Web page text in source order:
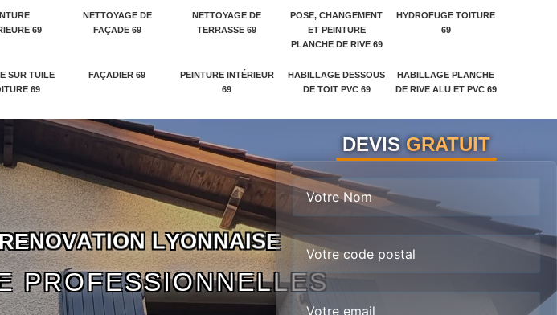
69
NETTOYAGE DE
FAÇADE 69
NETTOYAGE DE
TERRASSE 69
POSE, CHANGEMENT
ET PEINTURE
PLANCHE DE RIVE 69
HYDROFUGE TOITURE
69
SUR TUILE
69
FAÇADIER 69
PEINTURE INTÉRIEUR
69
HABILLAGE DESSOUS
DE TOIT PVC 69
HABILLAGE PLANCHE
DE RIVE ALU ET PVC 69
RENOVATION LYONNAISE
PROFESSIONNELLES
DEVISGRATUIT